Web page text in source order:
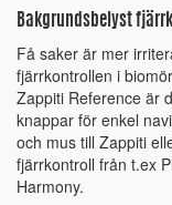
Bakgrundsbelyst
Få saker är mer
fjärrkontrollen i
Zappiti Reference är
knappar för enkel
och mus till Zappiti
fjärrkontroll från t.ex
Harmony.